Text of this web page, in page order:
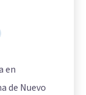
en
de Nuevo